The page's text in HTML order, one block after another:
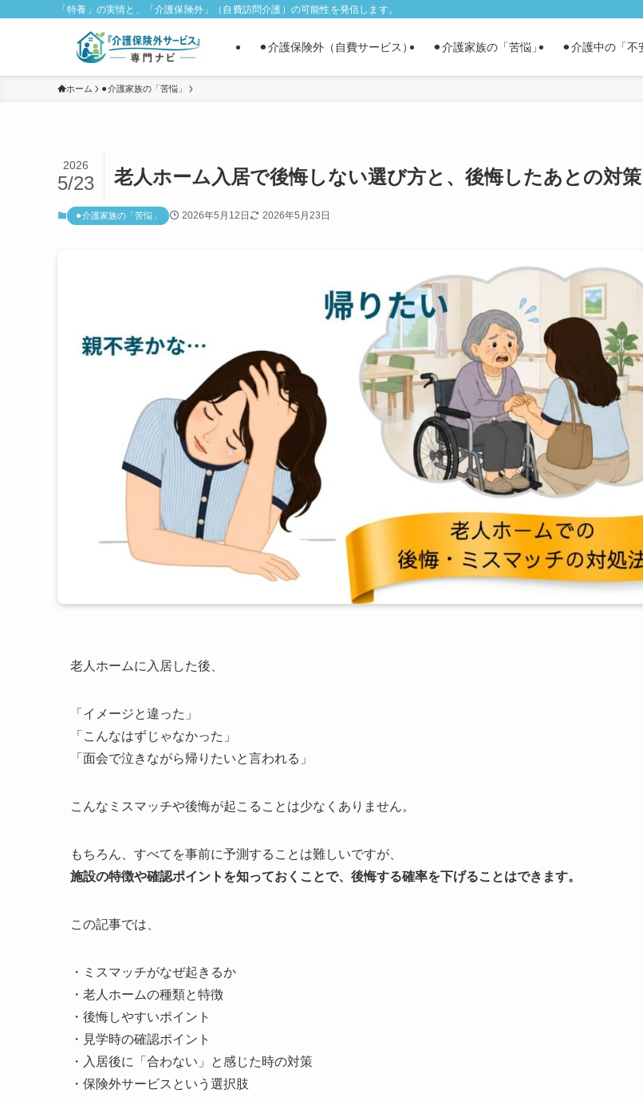
「特養」の実情と、「介護保険外」（自費訪問介護）の可能性を発信します。
⚫︎介護保険外（自費サービス） ⚫︎介護家族の「苦悩」 ⚫︎介護中の「不
ホーム ⚫︎介護家族の「苦悩」
老人ホーム入居で後悔しない選び方と、後悔したあとの対策
2026
5/23
⚫︎介護家族の「苦悩」 2026年5月12日 2026年5月23日
老人ホームに入居した後、
「イメージと違った」
「こんなはずじゃなかった」
「面会で泣きながら帰りたいと言われる」
こんなミスマッチや後悔が起こることは少なくありません。
もちろん、すべてを事前に予測することは難しいですが、
施設の特徴や確認ポイントを知っておくことで、後悔する確率を下げることはできます。
この記事では、
・ミスマッチがなぜ起きるか
・老人ホームの種類と特徴
・後悔しやすいポイント
・見学時の確認ポイント
・入居後に「合わない」と感じた時の対策
・保険外サービスという選択肢